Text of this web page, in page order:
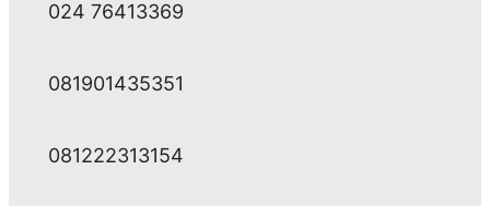
024 76413369
081901435351
081222313154